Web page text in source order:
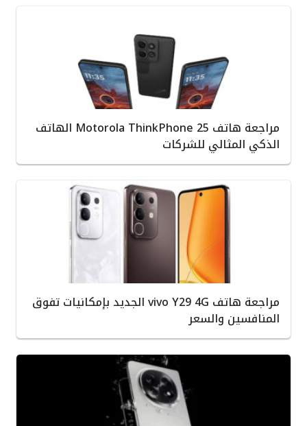
مراجعة هاتف Motorola ThinkPhone 25 الهاتف
الذكي المثالي للشركات
مراجعة هاتف vivo Y29 4G الجديد بإمكانيات تفوق
المنافسين والسعر